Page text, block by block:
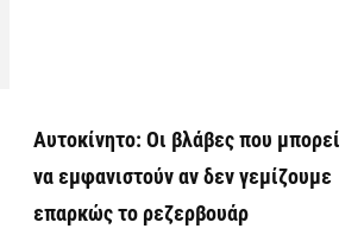
Αυτοκίνητο: Οι βλάβες που μπορεί
να εμφανιστούν αν δεν γεμίζουμε
επαρκώς το ρεζερβουάρ